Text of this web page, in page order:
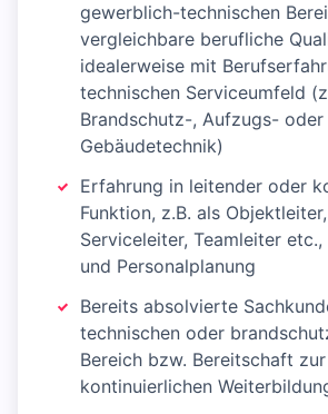
gewerblich-technischen
vergleichbare berufliche
idealerweise mit
technischen Serviceumfeld
Brandschutz-, Aufzugs- oder
Gebäudetechnik)
Erfahrung in leitender oder
Funktion, z.B. als
Serviceleiter, Teamleiter
und Personalplanung
Bereits absolvierte
technischen oder
Bereich bzw. Bereitschaft zur
kontinuierlichen